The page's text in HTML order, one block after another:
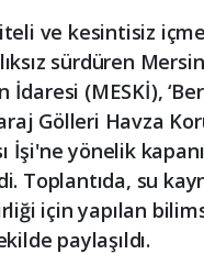
ve kesintisiz
sürdüren
İdaresi (MESKİ),
Gölleri Havza
İşi'ne yönelik
Toplantıda, su
için yapılan
paylaşıldı.